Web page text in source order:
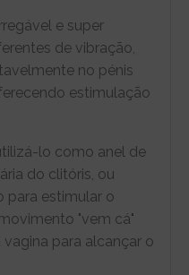
e super
de vibração,
no pénis
estimulação
lo como anel de
do clitóris, ou
para estimular o
"vem cá"
para alcançar o